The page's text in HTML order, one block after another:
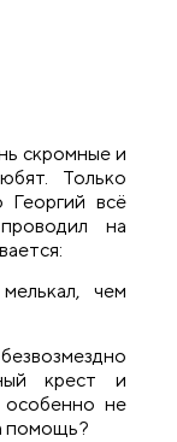
скромные и
Только
Георгий всё
на
чем
крест и
не
помощь?